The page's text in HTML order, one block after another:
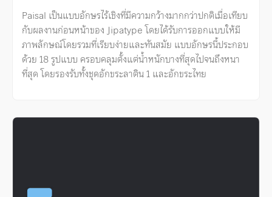
Paisal เป็นแบบอักษรไร้เชิงที่มีความกว้างมากกว่าปกติเมื่อเทียบ
กับผลงานก่อนหน้าของ Jipatype โดยได้รับการออกแบบให้มี
ภาพลักษณ์โดยรวมที่เรียบง่ายและทันสมัย แบบอักษรนี้ประกอบ
ด้วย 18 รูปแบบ ครอบคลุมตั้งแต่น้ำหนักบางที่สุดไปจนถึงหนา
ที่สุด โดยรองรับทั้งชุดอักขระลาติน 1 และอักขระไทย